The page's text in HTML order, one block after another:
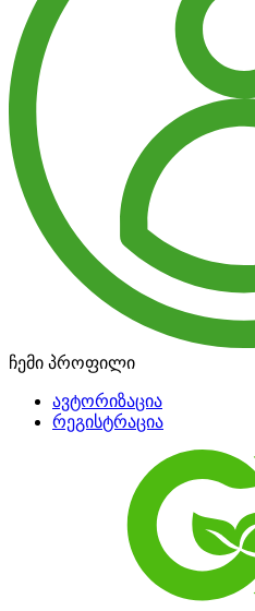
ჩემი პროფილი
ავტორიზაცია
რეგისტრაცია